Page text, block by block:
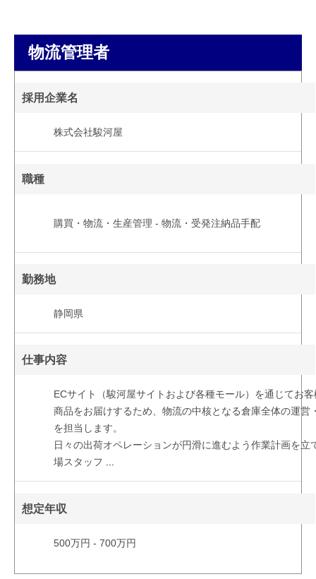
物流管理者
採用企業名
株式会社駿河屋
職種
購買・物流・生産管理 - 物流・受発注納品手配
勤務地
静岡県
仕事内容
ECサイト（駿河屋サイトおよび各種モール）を通じてお客
商品をお届けするため、物流の中核となる倉庫全体の運営
を担当します。
日々の出荷オペレーションが円滑に進むよう作業計画を立
場スタッフ ...
想定年収
500万円 - 700万円